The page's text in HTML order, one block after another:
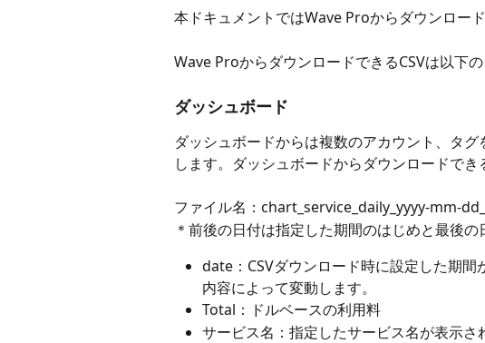
本ドキュメントではWave Proからダウンロー
Wave ProからダウンロードできるCSVは以下の
ダッシュボード
ダッシュボードからは複数のアカウント、タ
します。ダッシュボードからダウンロードでき
ファイル名：chart_service_daily_yyyy-mm-
＊前後の日付は指定した期間のはじめと最後の
date：CSVダウンロード時に設定した期
内容によって変動します。
Total：ドルベースの利用料
サービス名：指定したサービス名が表示さ